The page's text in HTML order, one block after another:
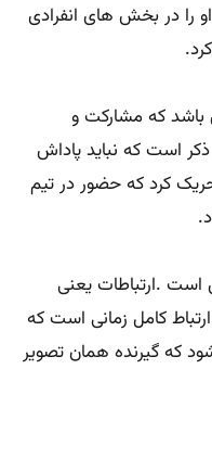
را در بخش های انفرادی
باشد که مشارکت و
است که نباید پاداش
کرد که حضور در تیم
.ارتباطات یعنی
کامل زمانی است که
که گیرنده همان تصویر